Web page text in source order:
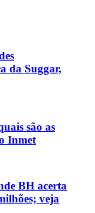
da Suggar,
são as
Inmet
BH acerta
veja